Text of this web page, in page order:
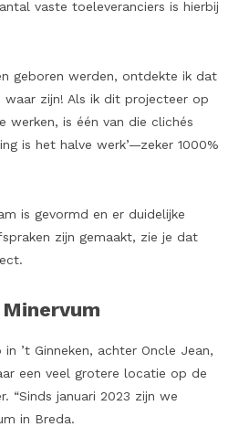
vaste toeleveranciers is hierbij
geboren werden, ontdekte ik dat
zijn! Als ik dit projecteer op
werken, is één van die clichés
is het halve werk’—zeker 1000%
is gevormd en er duidelijke
zijn gemaakt, zie je dat
Minervum
’t Ginneken, achter Oncle Jean,
een veel grotere locatie op de
“Sinds januari 2023 zijn we
in Breda.